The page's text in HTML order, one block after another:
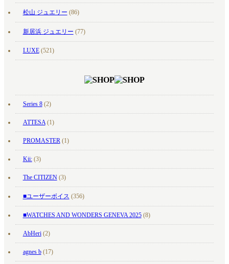
松山 ジュエリー (86)
新居浜 ジュエリー (77)
LUXE(521)
Series 8(2)
ATTESA(1)
PROMASTER (1)
Kii:(3)
The CITIZEN(3)
■ユーザーボイス (356)
■WATCHES AND WONDERS GENEVA 2025(8)
AbHeri(2)
agnes b(17)